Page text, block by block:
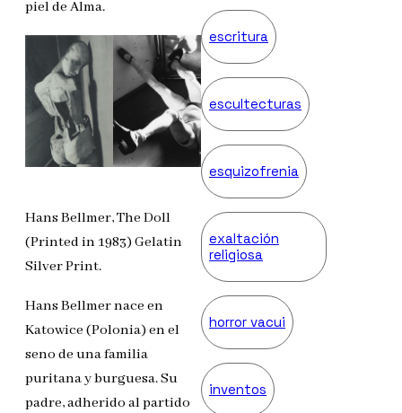
piel de Alma.
Hans Bellmer, The Doll
(Printed in 1983) Gelatin
Silver Print.
Hans Bellmer nace en
Katowice (Polonia) en el
seno de una familia
puritana y burguesa. Su
padre, adherido al partido
escritura
escultecturas
esquizofrenia
exaltación
religiosa
horror vacui
inventos